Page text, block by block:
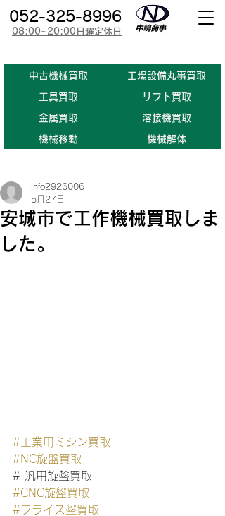
​中古機械買取
​工具買取
金属買取
機械移動
工場設備丸事買取
​リフト買取
溶接機買取
機械解体
052-325-8996
08:00~20:00日曜定休日
安城市で工作機械買取しま
した。
info2926006
5月27日
#工業用ミシン買取
#NC旋盤買取
# 汎用旋盤買取
#CNC旋盤買取
#フライス盤買取